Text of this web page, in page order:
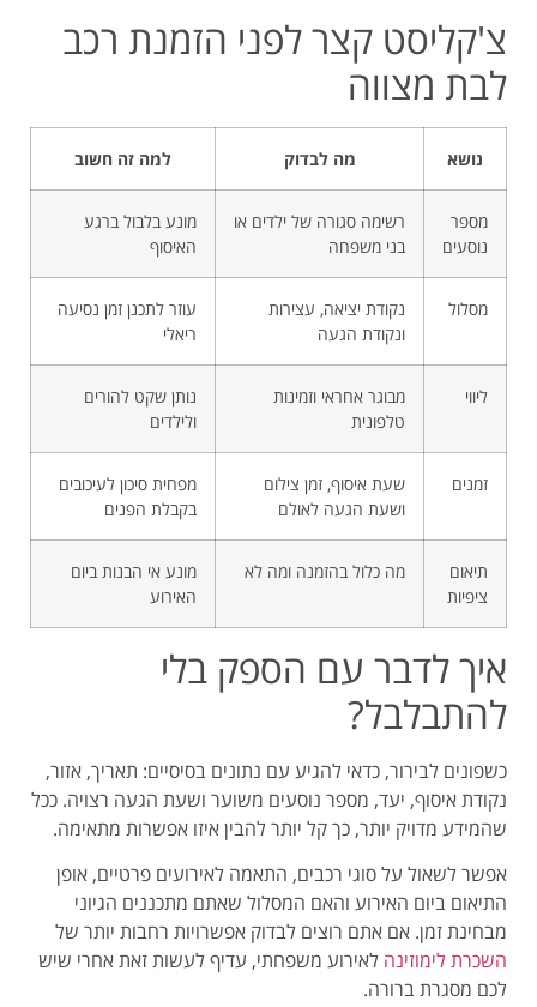
צ'קליסט קצר לפני הזמנת רכב
לבת מצווה
נושא מה לבדוק למה זה חשוב
מספר
נוסעים
רשימה סגורה של ילדים או
בני משפחה
מונע בלבול ברגע
האיסוף
מסלול
נקודת יציאה, עצירות
ונקודת הגעה
עוזר לתכנן זמן נסיעה
ריאלי
ליווי
מבוגר אחראי וזמינות
טלפונית
נותן שקט להורים
ולילדים
זמנים
שעת איסוף, זמן צילום
ושעת הגעה לאולם
מפחית סיכון לעיכובים
בקבלת הפנים
תיאום
ציפיות
מה כלול בהזמנה ומה לא
מונע אי הבנות ביום
האירוע
איך לדבר עם הספק בלי
להתבלבל?
כשפונים לבירור, כדאי להגיע עם נתונים בסיסיים: תאריך, אזור,
נקודת איסוף, יעד, מספר נוסעים משוער ושעת הגעה רצויה. ככל
שהמידע מדויק יותר, כך קל יותר להבין איזו אפשרות מתאימה.
אפשר לשאול על סוגי רכבים, התאמה לאירועים פרטיים, אופן
התיאום ביום האירוע והאם המסלול שאתם מתכננים הגיוני
מבחינת זמן. אם אתם רוצים לבדוק אפשרויות רחבות יותר של
השכרת לימוזינה לאירוע משפחתי, עדיף לעשות זאת אחרי שיש
לכם מסגרת ברורה.